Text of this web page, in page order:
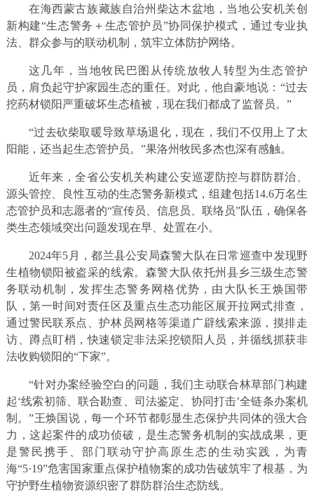
在海西蒙古族藏族自治州柴达木盆地，当地公安机关创
新构建“生态警务＋生态管护员”协同保护模式，通过专业执
法、群众参与的联动机制，筑牢立体防护网络。
这几年，当地牧民巴图从传统放牧人转型为生态管护
员，肩负起守护家园生态的重任。对此，他自豪地说：“过去
挖药材锁阳严重破坏生态植被，现在我们都成了监督员。”
“过去砍柴取暖导致草场退化，现在，我们不仅用上了太
阳能，还当起生态管护员。”果洛州牧民多杰也深有感触。
近年来，全省公安机关构建公安巡逻防控与群防群治、
源头管控、良性互动的生态警务新模式，组建包括14.6万名生
态管护员和志愿者的“宣传员、信息员、联络员”队伍，确保各
类生态领域突出问题发现在早、处置在小。
2024年5月，都兰县公安局森警大队在日常巡查中发现野
生植物锁阳被盗采的线索。森警大队依托州县乡三级生态警
务联动机制，发挥生态警务网格优势，由大队长王焕国带
队，第一时间对责任区及重点生态功能区展开拉网式排查，
通过警民联系点、护林员网格等渠道广辟线索来源，摸排走
访、蹲点盯梢，快速锁定非法采挖锁阳人员，并循线抓获非
法收购锁阳的“下家”。
“针对办案经验空白的问题，我们主动联合林草部门构建
起‘线索初筛、联合勘查、司法鉴定、协同打击’全链条办案机
制。”王焕国说，每一个环节都彰显生态保护共同体的强大合
力，这起案件的成功侦破，是生态警务机制的实战成果，更
是警民携手、部门联动守护高原生态的生动实践，为青
海“5·19”危害国家重点保护植物案的成功告破筑牢了根基，为
守护野生植物资源织密了群防群治生态防线。